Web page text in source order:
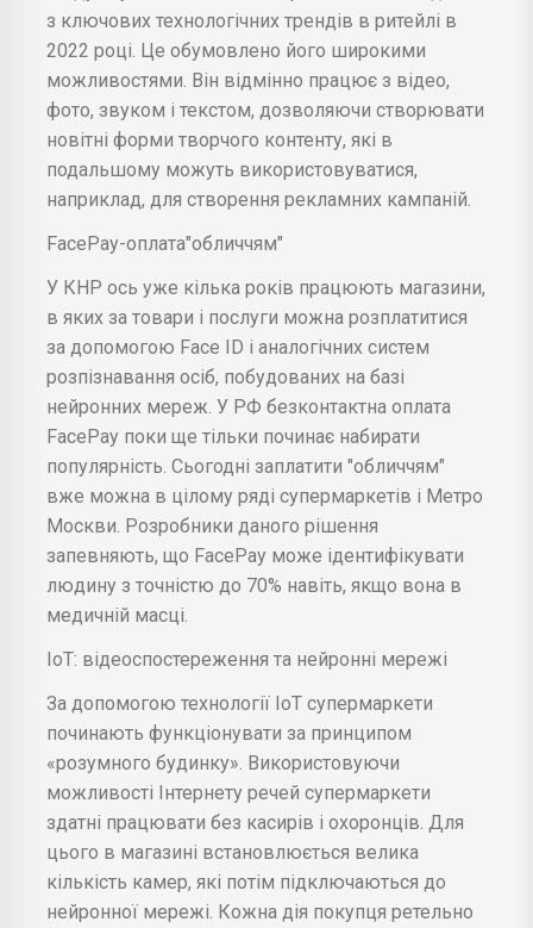
з ключових технологічних трендів в ритейлі в
2022 році. Це обумовлено його широкими
можливостями. Він відмінно працює з відео,
фото, звуком і текстом, дозволяючи створювати
новітні форми творчого контенту, які в
подальшому можуть використовуватися,
наприклад, для створення рекламних кампаній.
FacePay-оплата"обличчям"
У КНР ось уже кілька років працюють магазини,
в яких за товари і послуги можна розплатитися
за допомогою Face ID і аналогічних систем
розпізнавання осіб, побудованих на базі
нейронних мереж. У РФ безконтактна оплата
FacePay поки ще тільки починає набирати
популярність. Сьогодні заплатити "обличчям"
вже можна в цілому ряді супермаркетів і Метро
Москви. Розробники даного рішення
запевняють, що FacePay може ідентифікувати
людину з точністю до 70% навіть, якщо вона в
медичній масці.
IoT: відеоспостереження та нейронні мережі
За допомогою технології IoT супермаркети
починають функціонувати за принципом
«розумного будинку». Використовуючи
можливості Інтернету речей супермаркети
здатні працювати без касирів і охоронців. Для
цього в магазині встановлюється велика
кількість камер, які потім підключаються до
нейронної мережі. Кожна дія покупця ретельно